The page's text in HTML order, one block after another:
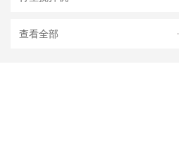
查看全部